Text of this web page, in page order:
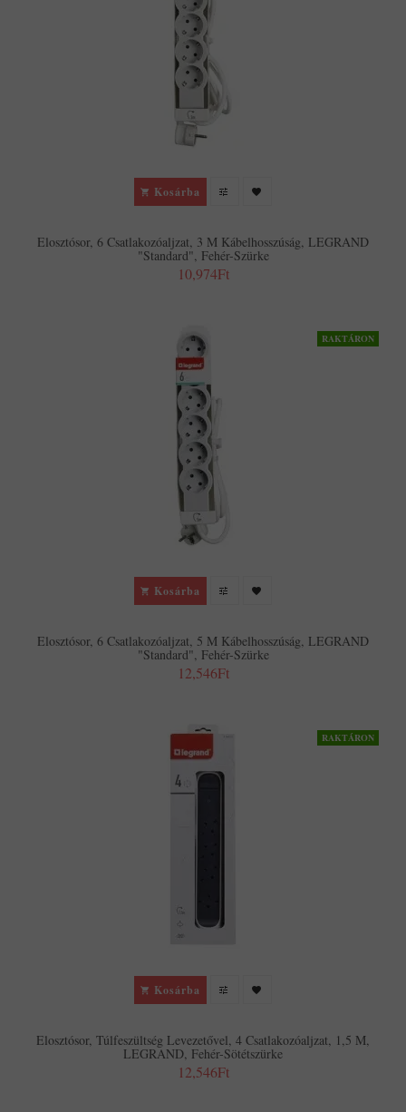
Kosárba
Elosztósor, 6 Csatlakozóaljzat, 3 M Kábelhosszúság, LEGRAND
"Standard", Fehér-Szürke
10,974Ft
RAKTÁRON
Kosárba
Elosztósor, 6 Csatlakozóaljzat, 5 M Kábelhosszúság, LEGRAND
"Standard", Fehér-Szürke
12,546Ft
RAKTÁRON
Kosárba
Elosztósor, Túlfeszültség Levezetővel, 4 Csatlakozóaljzat, 1,5 M,
LEGRAND, Fehér-Sötétszürke
12,546Ft